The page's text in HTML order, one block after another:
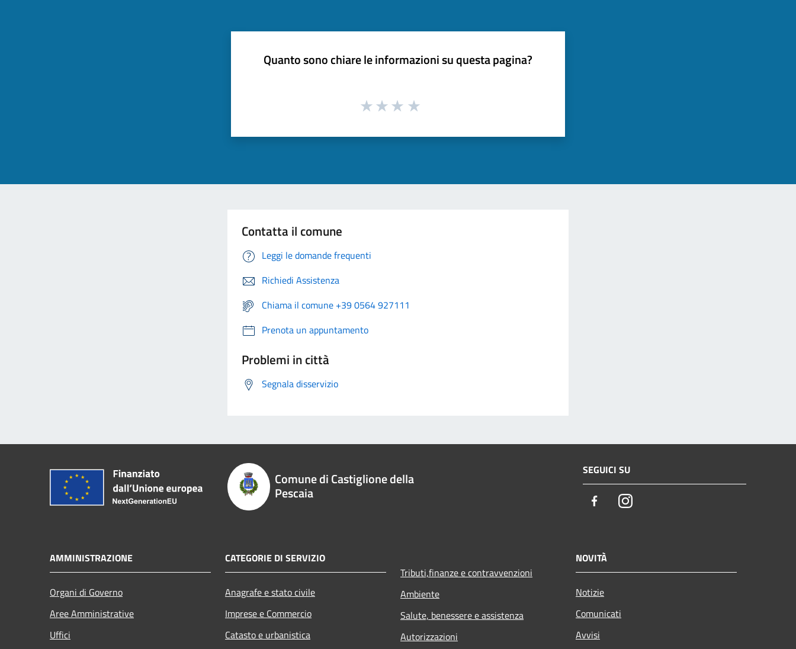
Quanto sono chiare le informazioni su questa pagina?
Contatta il comune
Leggi le domande frequenti
Richiedi Assistenza
Chiama il comune +39 0564 927111
Prenota un appuntamento
Problemi in città
Segnala disservizio
Comune di Castiglione della
Pescaia
SEGUICI SU
FacebookInstagram
AMMINISTRAZIONE
Organi di Governo
Aree Amministrative
Uffici
CATEGORIE DI SERVIZIO
Anagrafe e stato civile
Imprese e Commercio
Catasto e urbanistica
Tributi,finanze e contravvenzioni
Ambiente
Salute, benessere e assistenza
Autorizzazioni
NOVITÀ
Notizie
Comunicati
Avvisi